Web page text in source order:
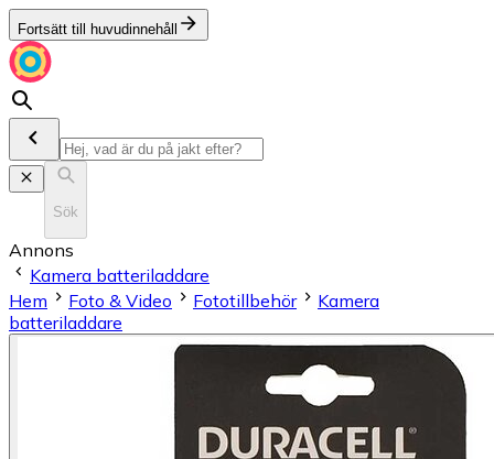
Fortsätt till huvudinnehåll
Sök
Annons
Kamera batteriladdare
Hem
Foto & Video Fototillbehör
Kamera
batteriladdare